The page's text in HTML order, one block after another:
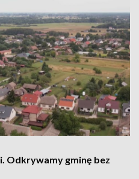
Odkrywamy gminę bez